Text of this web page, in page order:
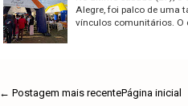
Alegre, foi palco de uma
vínculos comunitários. O
← Postagem mais recentePágina inicial